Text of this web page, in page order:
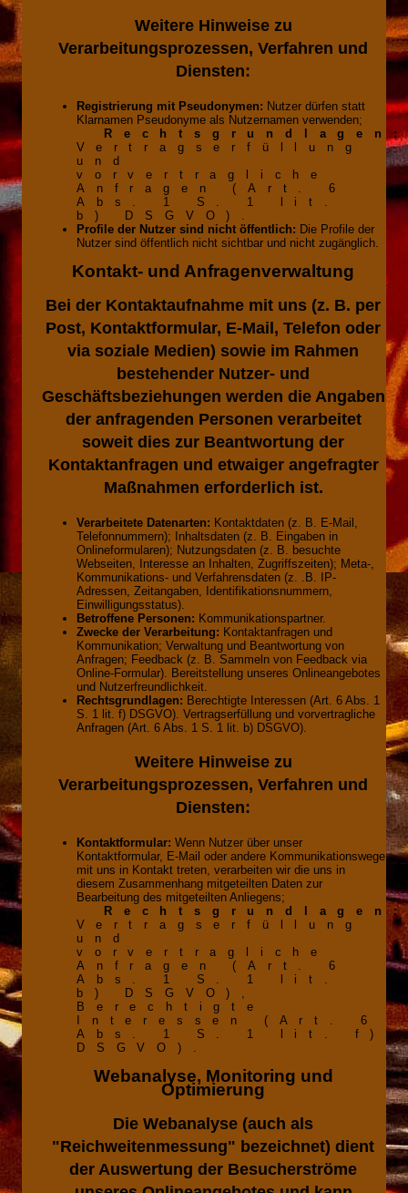
Weitere Hinweise zu
Verarbeitungsprozessen, Verfahren und
Diensten:
Registrierung mit Pseudonymen: Nutzer dürfen statt
Klarnamen Pseudonyme als Nutzernamen verwenden;
Rechtsgrundlagen:
Vertragserfüllung
und
vorvertragliche
Anfragen (Art. 6
Abs. 1 S. 1 lit.
b) DSGVO).
Profile der Nutzer sind nicht öffentlich: Die Profile der
Nutzer sind öffentlich nicht sichtbar und nicht zugänglich.
Kontakt- und Anfragenverwaltung
Bei der Kontaktaufnahme mit uns (z. B. per
Post, Kontaktformular, E-Mail, Telefon oder
via soziale Medien) sowie im Rahmen
bestehender Nutzer- und
Geschäftsbeziehungen werden die Angaben
der anfragenden Personen verarbeitet
soweit dies zur Beantwortung der
Kontaktanfragen und etwaiger angefragter
Maßnahmen erforderlich ist.
Verarbeitete Datenarten: Kontaktdaten (z. B. E-Mail,
Telefonnummern); Inhaltsdaten (z. B. Eingaben in
Onlineformularen); Nutzungsdaten (z. B. besuchte
Webseiten, Interesse an Inhalten, Zugriffszeiten); Meta-,
Kommunikations- und Verfahrensdaten (z. .B. IP-
Adressen, Zeitangaben, Identifikationsnummern,
Einwilligungsstatus).
Betroffene Personen: Kommunikationspartner.
Zwecke der Verarbeitung: Kontaktanfragen und
Kommunikation; Verwaltung und Beantwortung von
Anfragen; Feedback (z. B. Sammeln von Feedback via
Online-Formular). Bereitstellung unseres Onlineangebotes
und Nutzerfreundlichkeit.
Rechtsgrundlagen: Berechtigte Interessen (Art. 6 Abs. 1
S. 1 lit. f) DSGVO). Vertragserfüllung und vorvertragliche
Anfragen (Art. 6 Abs. 1 S. 1 lit. b) DSGVO).
Weitere Hinweise zu
Verarbeitungsprozessen, Verfahren und
Diensten:
Kontaktformular: Wenn Nutzer über unser
Kontaktformular, E-Mail oder andere Kommunikationswege
mit uns in Kontakt treten, verarbeiten wir die uns in
diesem Zusammenhang mitgeteilten Daten zur
Bearbeitung des mitgeteilten Anliegens;
Rechtsgrundlagen:
Vertragserfüllung
und
vorvertragliche
Anfragen (Art. 6
Abs. 1 S. 1 lit.
b) DSGVO),
Berechtigte
Interessen (Art. 6
Abs. 1 S. 1 lit. f)
DSGVO).
Webanalyse, Monitoring und
Optimierung
Die Webanalyse (auch als
"Reichweitenmessung" bezeichnet) dient
der Auswertung der Besucherströme